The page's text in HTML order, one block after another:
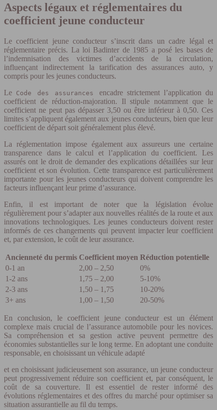
Aspects légaux et réglementaires du
coefficient jeune conducteur
Le coefficient jeune conducteur s’inscrit dans un cadre légal et
réglementaire précis. La loi Badinter de 1985 a posé les bases de
l’indemnisation des victimes d’accidents de la circulation,
influençant indirectement la tarification des assurances auto, y
compris pour les jeunes conducteurs.
Le Code des assurances encadre strictement l’application du
coefficient de réduction-majoration. Il stipule notamment que le
coefficient ne peut pas dépasser 3,50 ou être inférieur à 0,50. Ces
limites s’appliquent également aux jeunes conducteurs, bien que leur
coefficient de départ soit généralement plus élevé.
La réglementation impose également aux assureurs une certaine
transparence dans le calcul et l’application du coefficient. Les
assurés ont le droit de demander des explications détaillées sur leur
coefficient et son évolution. Cette transparence est particulièrement
importante pour les jeunes conducteurs qui doivent comprendre les
facteurs influençant leur prime d’assurance.
Enfin, il est important de noter que la législation évolue
régulièrement pour s’adapter aux nouvelles réalités de la route et aux
innovations technologiques. Les jeunes conducteurs doivent rester
informés de ces changements qui peuvent impacter leur coefficient
et, par extension, le coût de leur assurance.
Ancienneté du permis Coefficient moyen Réduction potentielle
0-1 an
2,00 – 2,50
0%
1-2 ans
1,75 – 2,00
5-10%
2-3 ans
1,50 – 1,75
10-20%
3+ ans
1,00 – 1,50 20-50%
En conclusion, le coefficient jeune conducteur est un élément
complexe mais crucial de l’assurance automobile pour les novices.
Sa compréhension et sa gestion active peuvent permettre des
économies substantielles sur le long terme. En adoptant une conduite
responsable, en choisissant un véhicule adapté
et en choisissant judicieusement son assurance, un jeune conducteur
peut progressivement réduire son coefficient et, par conséquent, le
coût de sa couverture. Il est essentiel de rester informé des
évolutions réglementaires et des offres du marché pour optimiser sa
situation assurantielle au fil du temps.